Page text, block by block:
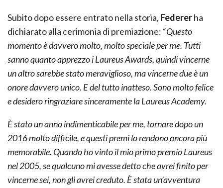
Subito dopo essere entrato nella storia, Federerha
dichiarato alla cerimonia di premiazione: “Questo
momento è davvero molto, molto speciale per me. Tutti
sanno quanto apprezzo i Laureus Awards, quindi vincerne
un altro sarebbe stato meraviglioso, ma vincerne due è un
onore davvero unico. E del tutto inatteso. Sono molto felice
e desidero ringraziare sinceramente la Laureus Academy.
È stato un anno indimenticabile per me, tornare dopo un
2016 molto difficile, e questi premi lo rendono ancora più
memorabile. Quando ho vinto il mio primo premio Laureus
nel 2005, se qualcuno mi avesse detto che avrei finito per
vincerne sei, non gli avrei creduto. È stata un’avventura